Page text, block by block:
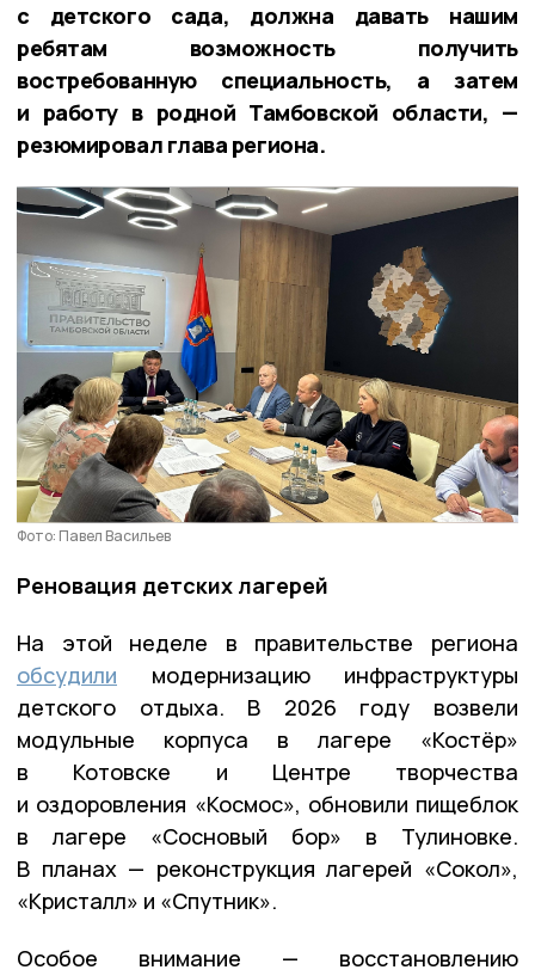
с детского сада, должна давать нашим
ребятам возможность получить
востребованную специальность, а затем
и работу в родной Тамбовской области, —
резюмировал глава региона.
Фото: Павел Васильев
Реновация детских лагерей
На этой неделе в правительстве региона
обсудили модернизацию инфраструктуры
детского отдыха. В 2026 году возвели
модульные корпуса в лагере «Костёр»
в Котовске и Центре творчества
и оздоровления «Космос», обновили пищеблок
в лагере «Сосновый бор» в Тулиновке.
В планах — реконструкция лагерей «Сокол»,
«Кристалл» и «Спутник».
Особое внимание — восстановлению